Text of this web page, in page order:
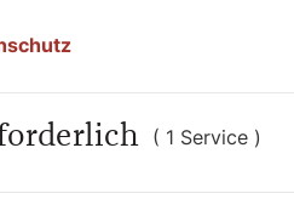
Grammatik und Vokabular
von der schlichten
„Ändert eure Perspektive und
mit den vertrauten Worten aus
glaubt an das Evangelium.“
der Umkehr oder Bekehrung in
und verständlich. Letztlich
( 1 Service )